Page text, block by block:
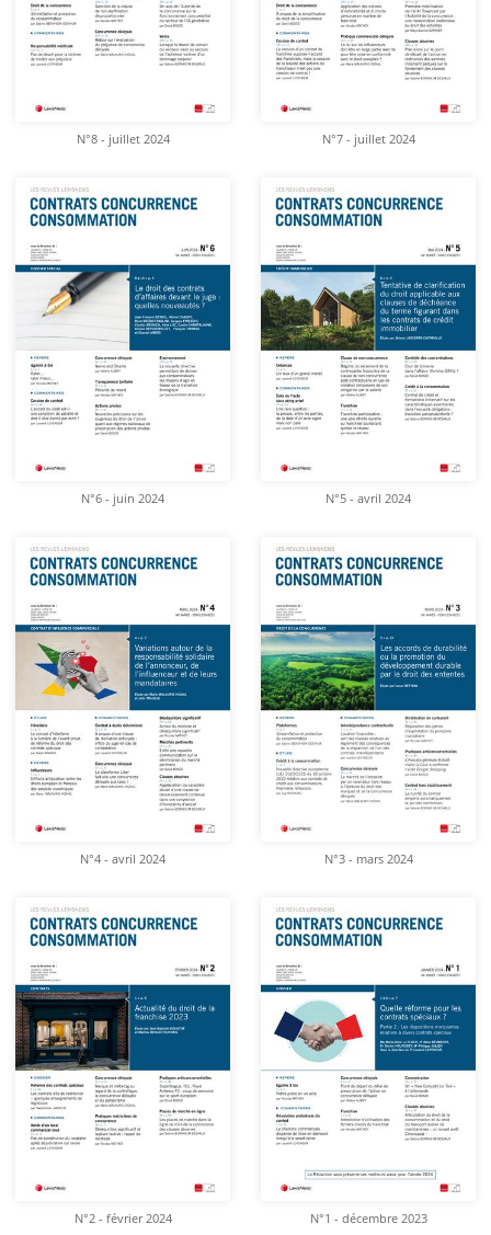
N°8 - juillet 2024 N°7 - juillet 2024
N°6 - juin 2024 N°5 - avril 2024
N°4 - avril 2024 N°3 - mars 2024
N°2 - février 2024 N°1 - décembre 2023